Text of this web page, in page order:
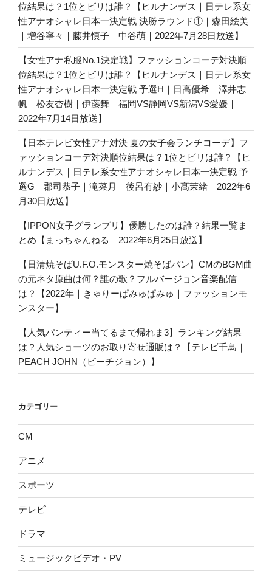
位結果は？1位とビリは誰？【ヒルナンデス｜日テレ系女
性アナオシャレ日本一決定戦 決勝ラウンド①｜森田絵美
｜増谷寧々｜藤井慎子｜中谷萌｜2022年7月28日放送】
【女性アナ私服No.1決定戦】ファッションコーデ対決順
位結果は？1位とビリは誰？【ヒルナンデス｜日テレ系女
性アナオシャレ日本一決定戦 予選H｜日高優希｜澤井志
帆｜松友杏樹｜伊藤舞｜福岡VS静岡VS新潟VS愛媛｜
2022年7月14日放送】
【日本テレビ女性アナ対決 夏の女子会ランチコーデ】フ
ァッションコーデ対決順位結果は？1位とビリは誰？【ヒ
ルナンデス｜日テレ系女性アナオシャレ日本一決定戦 予
選G｜郡司恭子｜滝菜月｜後呂有紗｜小髙茉緒｜2022年6
月30日放送】
【IPPON女子グランプリ】優勝したのは誰？結果一覧ま
とめ【まっちゃんねる｜2022年6月25日放送】
【日清焼そばU.F.O.モンスター焼そばパン】CMのBGM曲
の元ネタ原曲は何？誰の歌？フルバージョン音楽配信
は？【2022年｜きゃりーぱみゅぱみゅ｜ファッションモ
ンスター】
【人気パンティー当てるまで帰れま3】ランキング結果
は？人気ショーツのお取り寄せ通販は？【テレビ千鳥｜
PEACH JOHN（ピーチジョン）】
カテゴリー
CM
アニメ
スポーツ
テレビ
ドラマ
ミュージックビデオ・PV